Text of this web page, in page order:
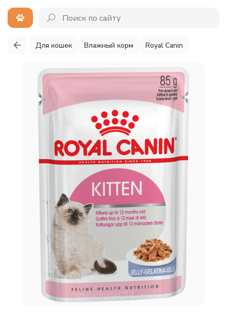
Для кошек Влажный корм Royal Canin